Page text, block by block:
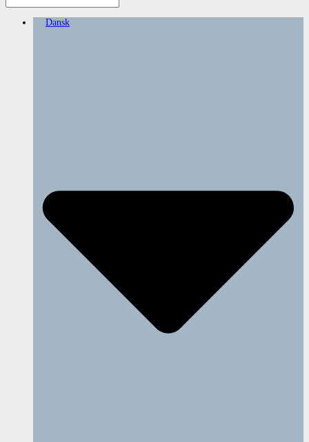
Dansk